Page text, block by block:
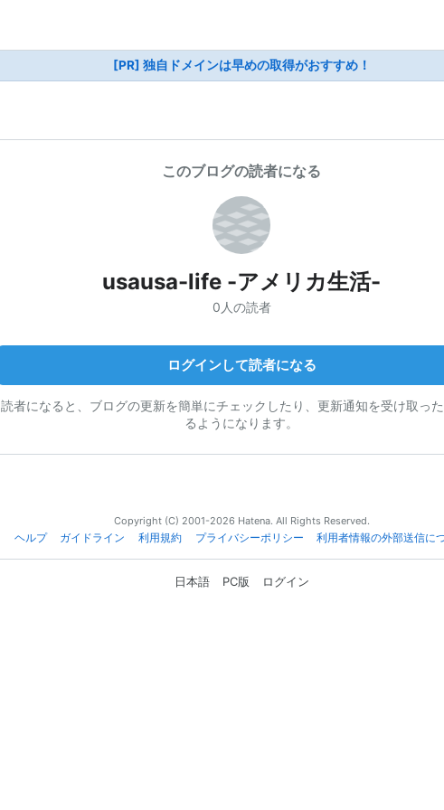
[PR] 独自ドメインは早めの取得がおすすめ！
このブログの読者になる
usausa-life -アメリカ生活-
0人の読者
ログインして読者になる
読者になると、ブログの更新を簡単にチェックしたり、更新通知を受け取っ
るようになります。
Copyright (C) 2001-2026 Hatena. All Rights Reserved.
ヘルプ
ガイドライン 利用規約 プライバシーポリシー 利用者情報の外部送信に
日本語 PC版 ログイン